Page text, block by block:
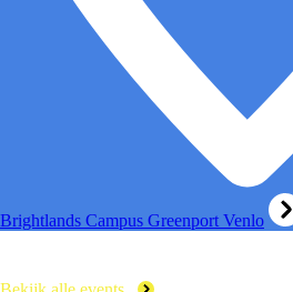
Brightlands Campus Greenport Venlo